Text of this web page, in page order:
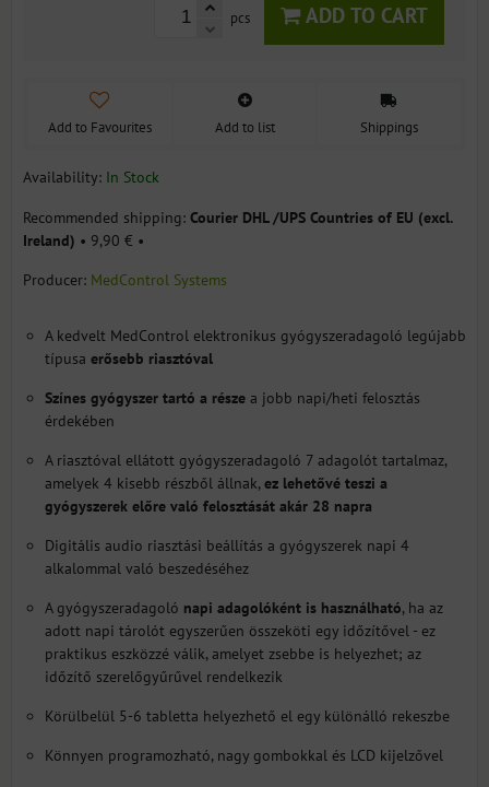
pcs ADD TO CART
Add to Favourites Add to list Shippings
Availability: In Stock
Courier DHL /UPS Countries of EU (excl.
Ireland) • 9,90 € •
Producer: MedControl Systems
A kedvelt MedControl elektronikus gyógyszeradagoló legújabb
típusa erősebb riasztóval
Színes gyógyszer tartó a része a jobb napi/heti felosztás
érdekében
A riasztóval ellátott gyógyszeradagoló 7 adagolót tartalmaz,
amelyek 4 kisebb részből állnak,ez lehetővé teszi a
gyógyszerek előre való felosztását akár 28 napra
Digitális audio riasztási beállítás a gyógyszerek napi 4
alkalommal való beszedéséhez
A gyógyszeradagoló napi adagolóként is használható, ha az
adott napi tárolót egyszerűen összeköti egy időzítővel - ez
praktikus eszközzé válik, amelyet zsebbe is helyezhet; az
időzítő szerelőgyűrűvel rendelkezik
Körülbelül 5-6 tabletta helyezhető el egy különálló rekeszbe
Könnyen programozható, nagy gombokkal és LCD kijelzővel